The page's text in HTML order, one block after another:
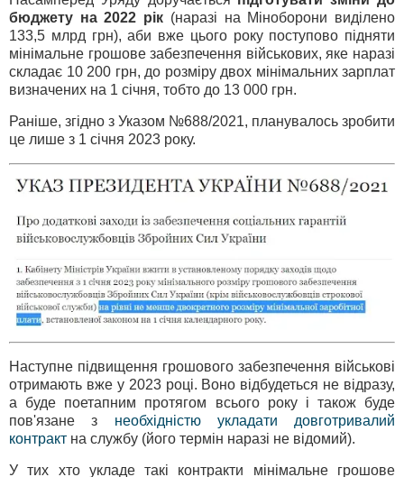
бюджету на 2022 рік (наразі на Міноборони виділено
133,5 млрд грн), аби вже цього року поступово підняти
мінімальне грошове забезпечення військових, яке наразі
складає 10 200 грн, до розміру двох мінімальних зарплат
визначених на 1 січня, тобто до 13 000 грн.
Раніше, згідно з Указом №688/2021, планувалось зробити
це лише з 1 січня 2023 року.
Наступне підвищення грошового забезпечення військові
отримають вже у 2023 році. Воно відбудеться не відразу,
а буде поетапним протягом всього року і також буде
пов'язане з необхідністю укладати довготривалий
контракт на службу (його термін наразі не відомий).
У тих хто укладе такі контракти мінімальне грошове